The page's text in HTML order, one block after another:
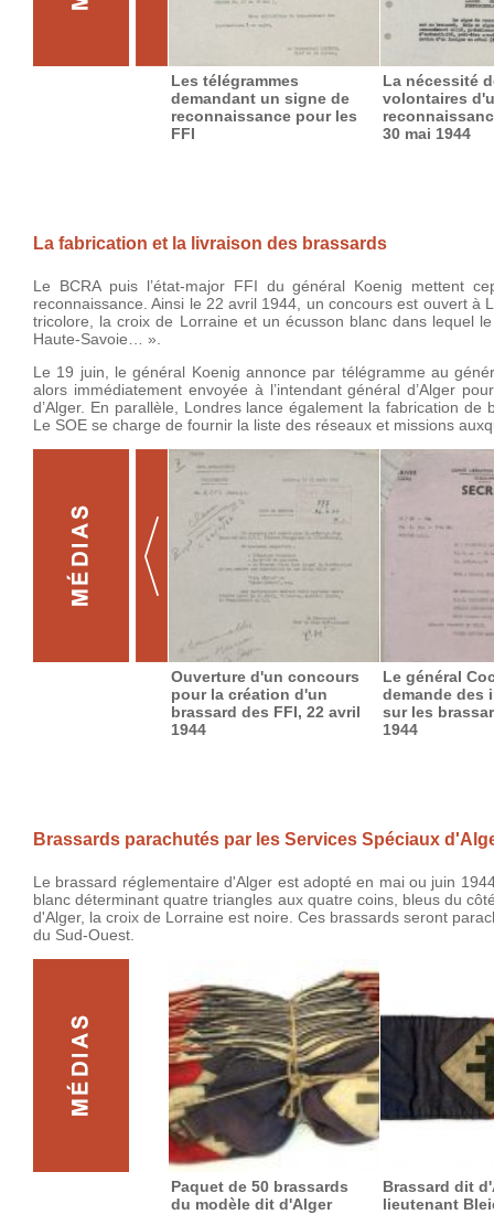
Les télégrammes
demandant un signe de
reconnaissance pour les
FFI
La nécessité
volontaires
30 mai 1944
La fabrication et la livraison des brassards
Le BCRA puis l’état-major FFI du général Koenig mettent
reconnaissance. Ainsi le 22 avril 1944, un concours est ouvert à
tricolore, la croix de Lorraine et un écusson blanc dans lequel
Haute-Savoie… ».
Le 19 juin, le général Koenig annonce par télégramme au
alors immédiatement envoyée à l’intendant général d’Alger
d’Alger. En parallèle, Londres lance également la fabrication
Le SOE se charge de fournir la liste des réseaux et missions
Ouverture d'un concours
pour la création d'un
brassard des FFI, 22 avril
1944
Le général
demande des
sur les
1944
Brassards parachutés par les Services Spéciaux
Le brassard réglementaire d'Alger est adopté en mai ou juin
blanc déterminant quatre triangles aux quatre coins, bleus du
d'Alger, la croix de Lorraine est noire. Ces brassards seront
du Sud-Ouest.
Paquet de 50 brassards
du modèle dit d'Alger
Brassard dit
lieutenant